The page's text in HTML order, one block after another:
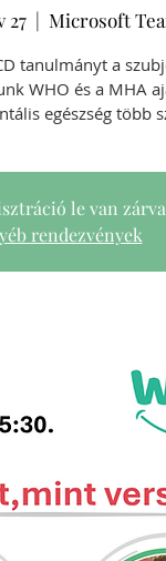
27
  |
Microsoft
tanulmányt a
WHO és a MHA
egészség több
le van zárva
rendezvények